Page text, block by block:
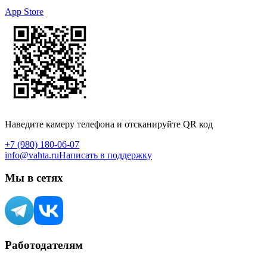
App Store
Наведите камеру телефона и отсканируйте QR код
+7 (980) 180-06-07
info@vahta.ruНаписать в поддержку
Мы в сетях
Работодателям